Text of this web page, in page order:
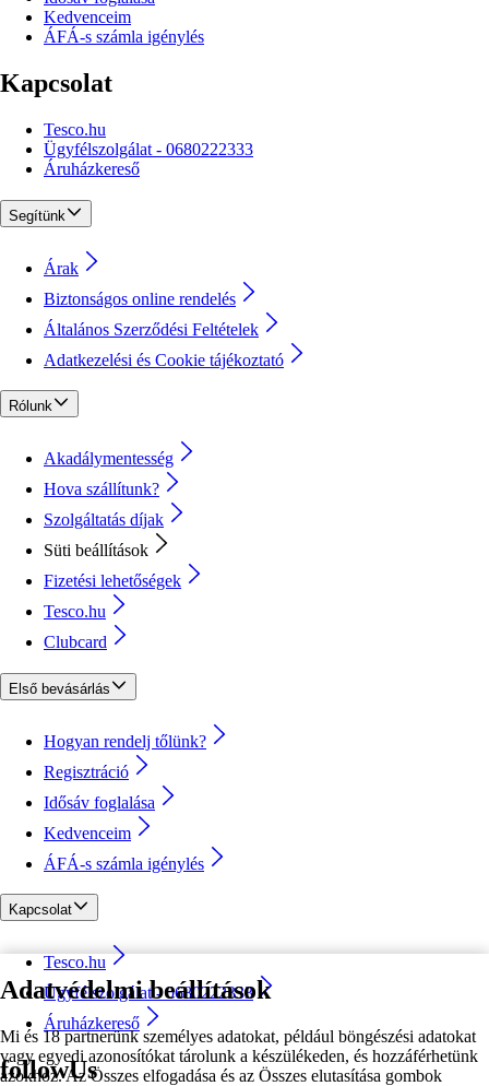
Adatvédelmi beállítások
Mi és 18 partnerünk személyes adatokat, például böngészési adatokat
vagy egyedi azonosítókat tárolunk a készülékeden, és hozzáférhetünk
azokhoz. Az Összes elfogadása és az Összes elutasítása gombok
Kedvenceim
ÁFÁ-s számla igénylés
Kapcsolat
Tesco.hu
Ügyfélszolgálat - 0680222333
Áruházkereső
Segítünk
Árak
Biztonságos online rendelés
Általános Szerződési Feltételek
Adatkezelési és Cookie tájékoztató
Rólunk
Akadálymentesség
Hova szállítunk?
Szolgáltatás díjak
Süti beállítások
Fizetési lehetőségek
Tesco.hu
Clubcard
Első bevásárlás
Hogyan rendelj tőlünk?
Regisztráció
Idősáv foglalása
Kedvenceim
ÁFÁ-s számla igénylés
Kapcsolat
Tesco.hu
Ügyfélszolgálat - 0680222333
Áruházkereső
followUs